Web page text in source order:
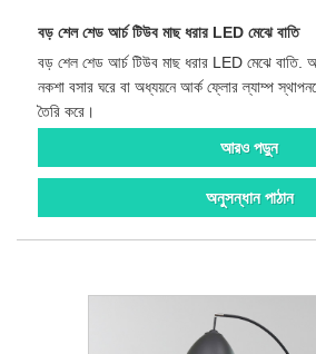
বড় শেল শেড আর্চ টিউব মাছ ধরার LED মেঝে বাতি
বড় শেল শেড আর্চ টিউব মাছ ধরার LED মেঝে বাতি.
নকশা বসার ঘরে বা অধ্যয়নে আর্ক ফ্লোর ল্যাম্প
তৈরি করে।
আরও পড়ুন
অনুসন্ধান পাঠান